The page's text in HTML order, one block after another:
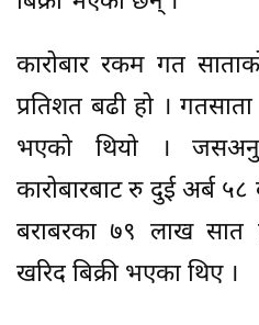
कारोबार रकम गत
प्रतिशत बढी हो ।
भएको थियो ।
कारोबारबाट रु दुई अर्ब
बराबरका ७९ लाख सात
खरिद बिक्री भएका थिए ।